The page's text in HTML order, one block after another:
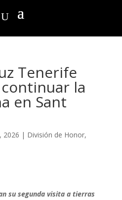
Tenerife
la
en Sant
2026 | División de Honor,
su segunda visita a tierras